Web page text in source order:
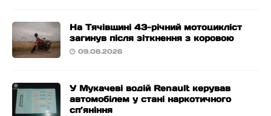
На Тячівщині 43-річний мотоцикліст
загинув після зіткнення з коровою
09.08.2026
У Мукачеві водій Renault керував
автомобілем у стані наркотичного
сп’яніння